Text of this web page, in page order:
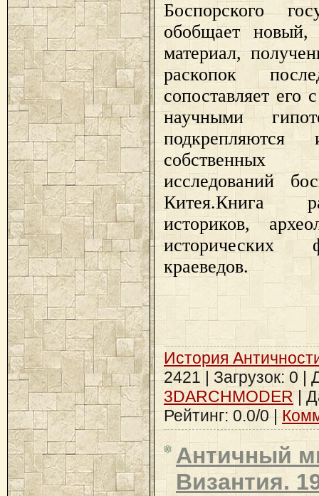
Боспорского
обобщает новый,
материал,
раскопок
сопоставляет
научными
подкрепляются
собственных
исследований
Китея.Книга
историков,
исторических
краеведов.
История
2421 | Загрузок: 0 |
3DARCHMODER|
Рейтинг: 0.0/0 |
Античный
Византия.